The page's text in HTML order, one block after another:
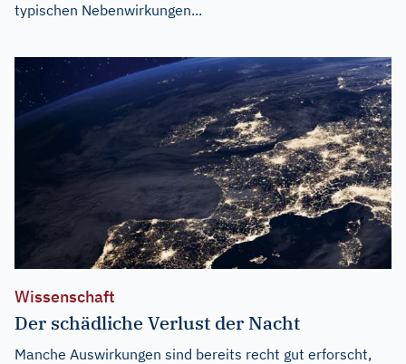
typischen Nebenwirkungen...
Wissenschaft
Der schädliche Verlust der Nacht
Manche Auswirkungen sind bereits recht gut erforscht,